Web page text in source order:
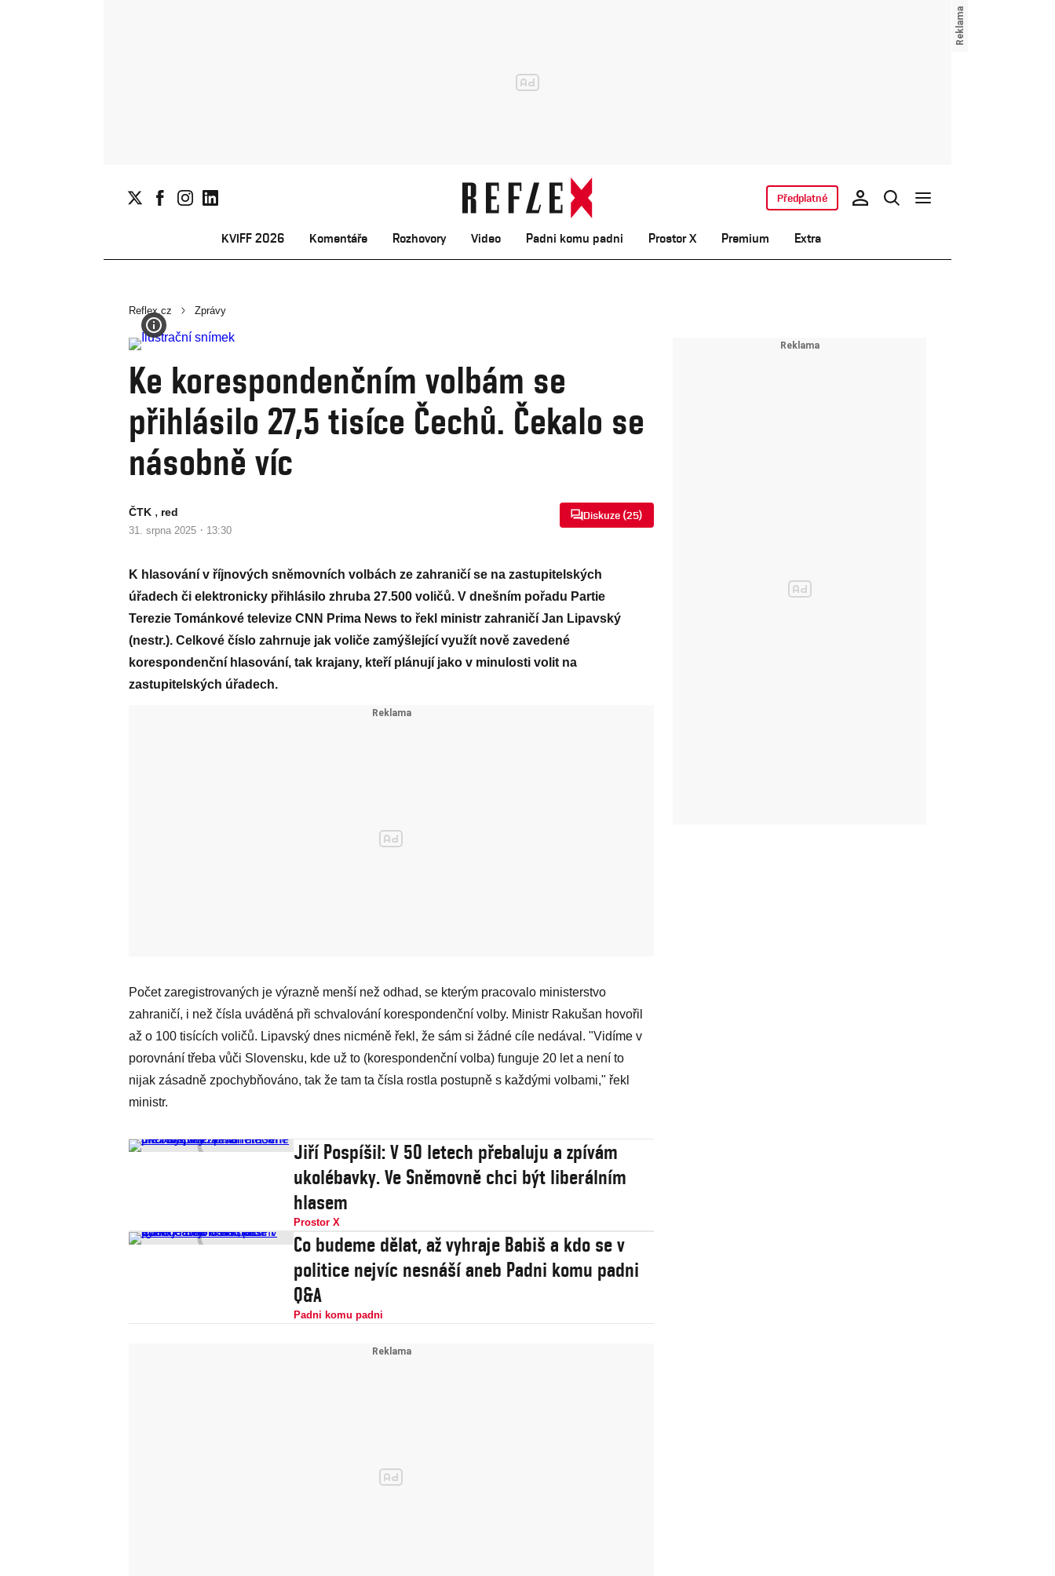
KVIFF 2026 Komentáře Rozhovory Video Padni komu padni Prostor X Premium Extra
Předplatné
Reflex.cz Zprávy
Ke korespondenčním volbám se
přihlásilo 27,5 tisíce Čechů. Čekalo se
násobně víc
ČTK , red
31. srpna 2025 · 13:30
Diskuze (25)
K hlasování v říjnových sněmovních volbách ze zahraničí se na zastupitelských
úřadech či elektronicky přihlásilo zhruba 27.500 voličů. V dnešním pořadu Partie
Terezie Tománkové televize CNN Prima News to řekl ministr zahraničí Jan Lipavský
(nestr.). Celkové číslo zahrnuje jak voliče zamýšlející využít nově zavedené
korespondenční hlasování, tak krajany, kteří plánují jako v minulosti volit na
zastupitelských úřadech.
Počet zaregistrovaných je výrazně menší než odhad, se kterým pracovalo ministerstvo
zahraničí, i než čísla uváděná při schvalování korespondenční volby. Ministr Rakušan hovořil
až o 100 tisících voličů. Lipavský dnes nicméně řekl, že sám si žádné cíle nedával. "Vidíme v
porovnání třeba vůči Slovensku, kde už to (korespondenční volba) funguje 20 let a není to
nijak zásadně zpochybňováno, tak že tam ta čísla rostla postupně s každými volbami," řekl
ministr.
Jiří Pospíšil: V 50 letech přebaluju a zpívám
ukolébavky. Ve Sněmovně chci být liberálním
hlasem
Prostor X
Co budeme dělat, až vyhraje Babiš a kdo se v
politice nejvíc nesnáší aneb Padni komu padni
Q&A
Padni komu padni